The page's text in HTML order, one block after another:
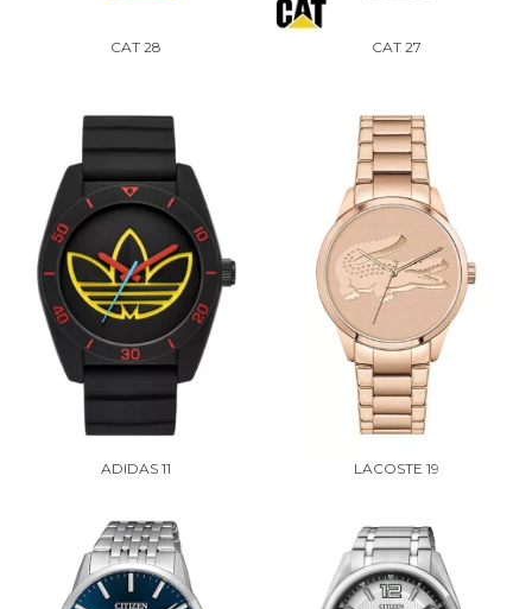
CAT 28 CAT 27
ADIDAS 11 LACOSTE 19